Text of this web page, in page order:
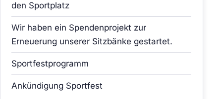
den Sportplatz
Wir haben ein Spendenprojekt zur
Erneuerung unserer Sitzbänke gestartet.
Sportfestprogramm
Ankündigung Sportfest